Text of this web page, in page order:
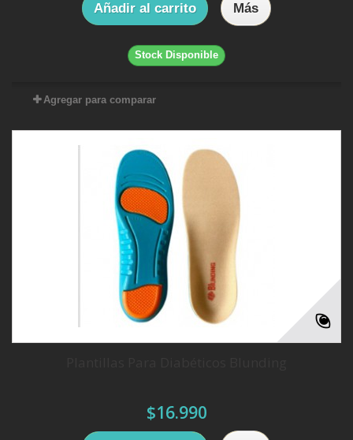
Añadir al carrito Más
Stock Disponible
Agregar para comparar
$16.990